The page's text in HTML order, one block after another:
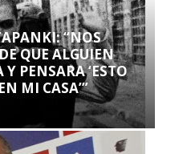
“NOS
QUE ALGUIEN
PENSARA ‘ESTO
MI CASA’”